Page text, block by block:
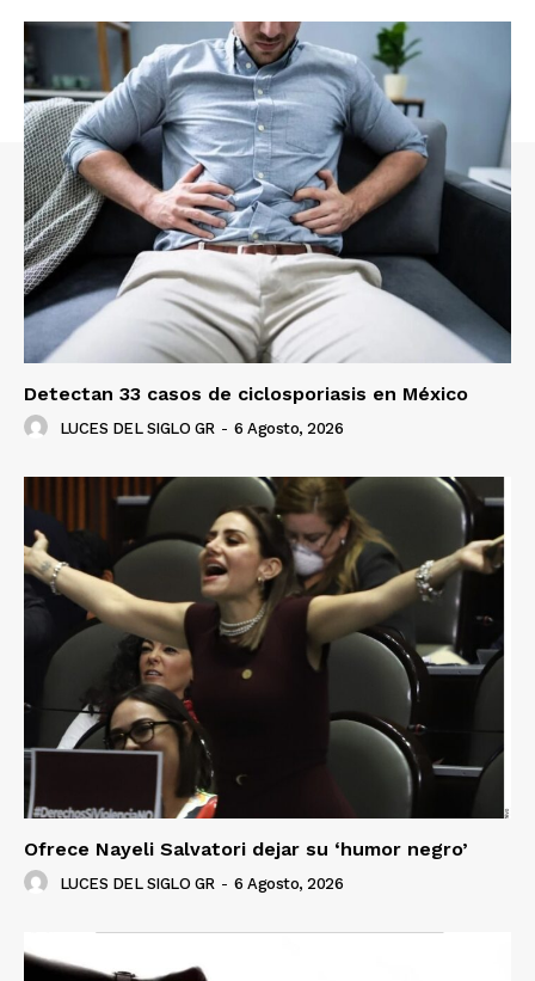
Detectan 33 casos de ciclosporiasis en México
LUCES DEL SIGLO GR - 6 Agosto, 2026
Ofrece Nayeli Salvatori dejar su ‘humor negro’
LUCES DEL SIGLO GR - 6 Agosto, 2026